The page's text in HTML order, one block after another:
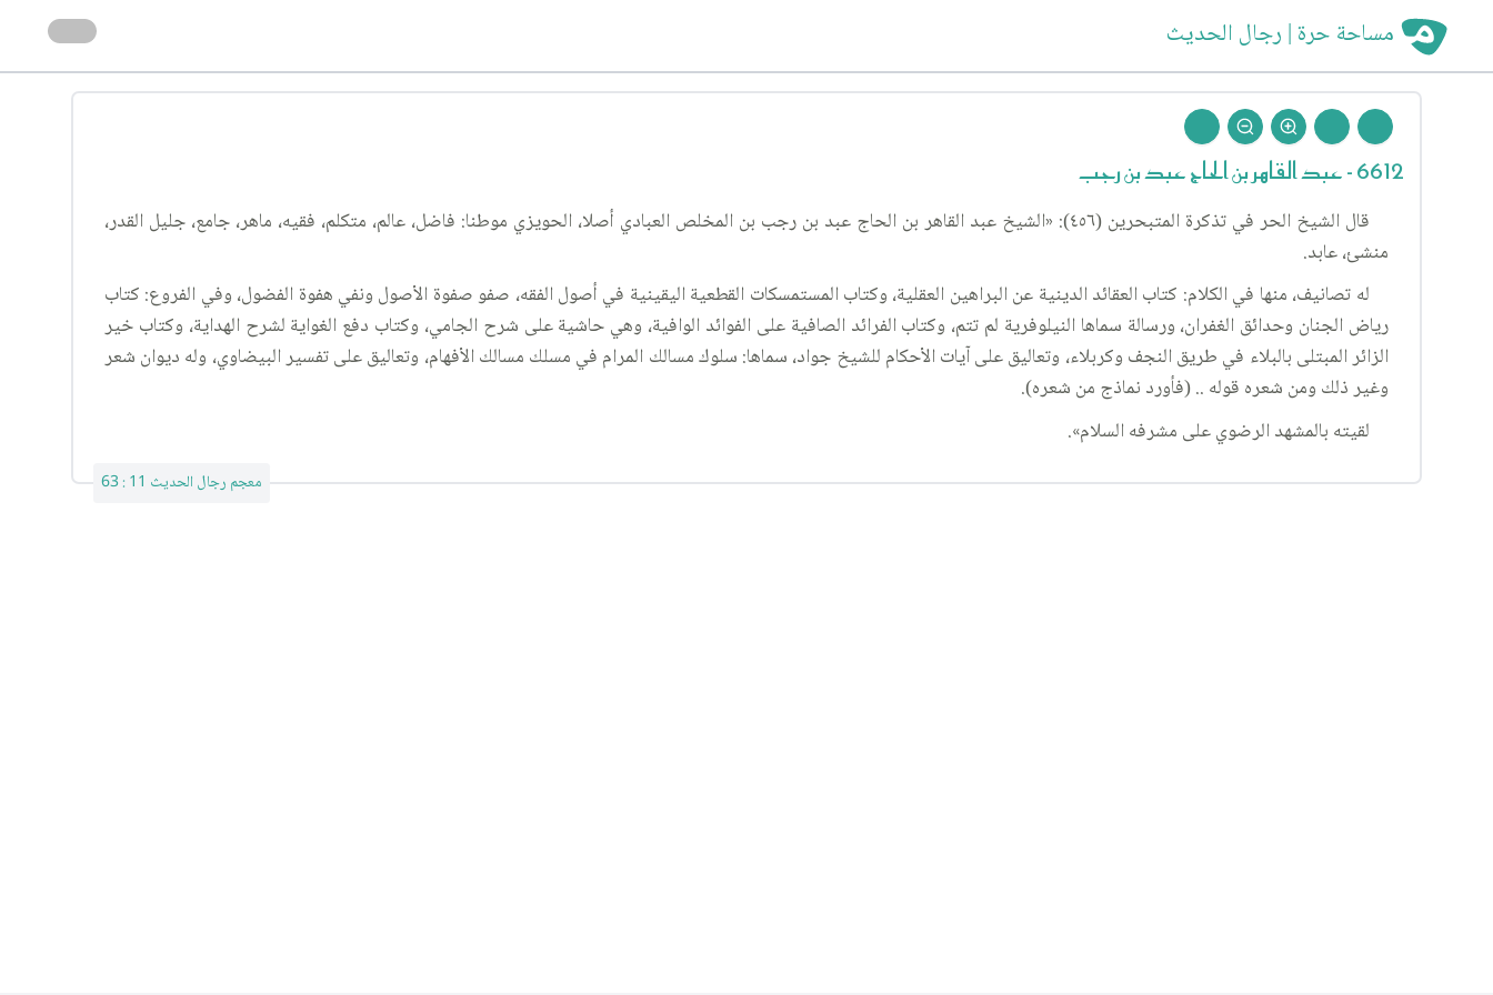
مساحة حرة | رجال الحديث
6612 - عبد القاهر بن الحاج عبد بن رجب
قال الشيخ الحر في تذكرة المتبحرين (٤٥٦): «الشيخ عبد القاهر بن الحاج عبد بن رجب بن المخلص العبادي أصلا، الحويزي موطنا: فاضل، عالم، متكلم، فقيه، ماهر، جامع، جليل القدر،
منشئ، عابد.
له تصانيف، منها في الكلام: كتاب العقائد الدينية عن البراهين العقلية، وكتاب المستمسكات القطعية اليقينية في أصول الفقه، صفو صفوة الأصول ونفي هفوة الفضول، وفي الفروع: كتاب
رياض الجنان وحدائق الغفران، ورسالة سماها النيلوفرية لم تتم، وكتاب الفرائد الصافية على الفوائد الوافية، وهي حاشية على شرح الجامي، وكتاب دفع الغواية لشرح الهداية، وكتاب خير
الزائر المبتلى بالبلاء في طريق النجف وكربلاء، وتعاليق على آيات الأحكام للشيخ جواد، سماها: سلوك مسالك المرام في مسلك مسالك الأفهام، وتعاليق على تفسير البيضاوي، وله ديوان شعر
وغير ذلك ومن شعره قوله .. (فأورد نماذج من شعره).
لقيته بالمشهد الرضوي على مشرفه السلام».
معجم رجال الحديث 11 : 63